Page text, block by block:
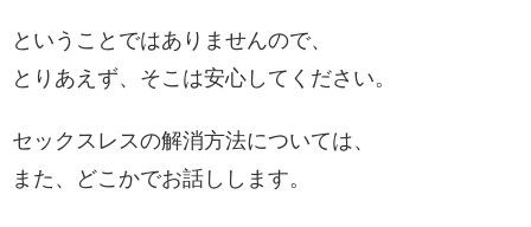
ということではありませんので、
とりあえず、そこは安心してください。
セックスレスの解消方法については、
また、どこかでお話しします。